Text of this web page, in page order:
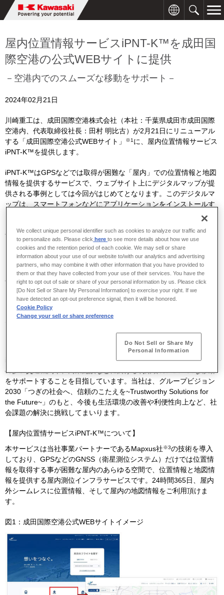
屋内位置情報サービスiPNT-K™を成田国
際空港の公式WEBサイトに提供
－空港内でのスムーズな移動をサポート－
2024年02月21日
川崎重工は、成田国際空港株式会社（本社：千葉県成田市成田国際
空港内、代表取締役社長：田村 明比古）が2月 21 日にリニューアル
する「成田国際空港公式WEBサイト」 ※1 に、屋内位置情報サービス
iPNT-K™を提供します。
iPNT-K™はGPSなどでは取得が困難な「屋内」での位置情報と地図
情報を提供するサービスで、ウェブサイト上にデジタルマップが提
供される事例としては今回がはじめてとなります。このデジタルマ
ップは、スマートフォンなどにアプリケーションをインストールす
ることなく、ウェブサイトの一部として直感的かつ、自然に操作す
能を使って迷うことなく広い施設内を移動することができます。
【主な特徴】
・スマートフォンやパソコンなどに表示されるウェブサイト上の機
能として利用可能
・多言語に対応：日本語、英語、韓国語、中国語（簡体・繁体）
・徒歩ルートやバリアフリールート（エレベーター優先）から選択
・スマートフォンでは施設屋内での自分の現在地表示が可能
iPNT-K™のデジタルマップは、成田国際空港をはじめとする利用者
の多い交通機関や、商業施設などに於ける利用者のスムーズな移動
をサポートすることを目指しています。当社は、グループビジョン
2030 「つぎの社会へ、信頼のこたえを~Trustworthy Solutions for
the Future~ 」のもと、今後も生活環境の改善や利便性向上など、社
会課題の解決に挑戦してまいります。
【屋内位置情サービスiPNT-K™について】
本サービスは当社事業パートナーであるMapxus社※3の技術を導入
しており、 GPSなどのGNSS （衛星測位システム）だけでは位置情
報を取得する事が困難な屋内のあらゆる空間で、位置情報と地図情
報を提供する屋内測位インフラサービスです。 24時間365日、屋内
外シームレスに位置情報、そして屋内の地図情報をご利用頂けま
す。
図1 ：成田国際空港公式WEBサイトイメージ
We collect unique personal identifier such as cookies to analyze our traffic and
to personalize ads. Please click hereto see more details about how we use
cookies and the retention period of each cookie. We may sell or share
information about your use of our website to/with our analytics and advertising
partners, who may combine it with other information that you have provided to
them or that they have collected from your use of their services. You have the
right to opt out of sale or share of your personal information by us. Please click
[Do Not Sell or Share My Personal Information] to exercise your right. If we
have detected an opt-out preference signal, then it will be honored.
Cookie Policy
Change your sell or share preference
Do Not Sell or Share My
Personal Information